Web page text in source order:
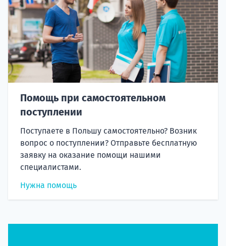
Помощь при самостоятельном
поступлении
Поступаете в Польшу самостоятельно? Возник
вопрос о поступлении? Отправьте бесплатную
заявку на оказание помощи нашими
специалистами.
Нужна помощь